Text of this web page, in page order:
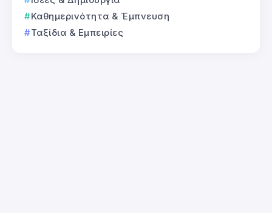
Καθημερινότητα & Έμπνευση
Ταξίδια & Εμπειρίες